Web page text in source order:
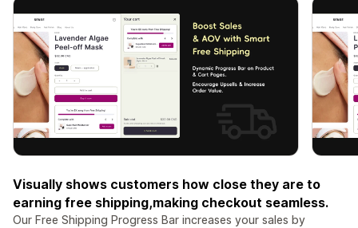
Visually shows customers how close they are to
earning free shipping,making checkout seamless.
Our Free Shipping Progress Bar increases your sales by